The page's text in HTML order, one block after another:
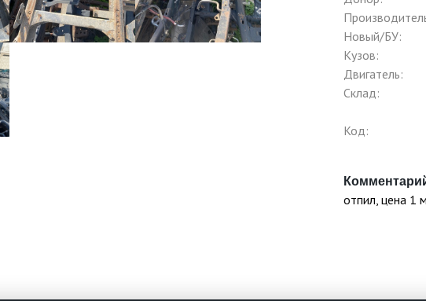
Новый/БУ:
Кузов:
Двигатель:
Склад:
Код:
отпил, цена 1